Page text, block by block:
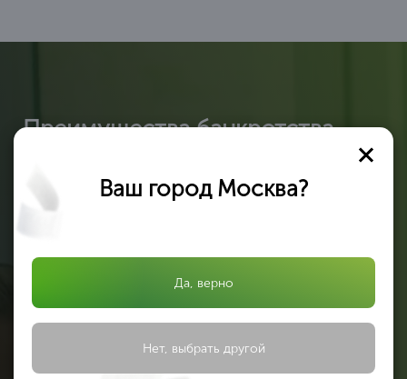
Преимущества банкротства
Вы получите расширенную комплектацию документов:
сертификат ИСО 14001 + расширенный сертификат по
Ваш город Москва?
Да, верно
Нет, выбрать другой